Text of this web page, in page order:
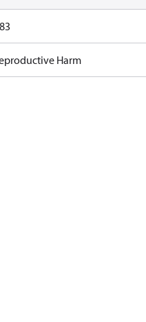
Harm